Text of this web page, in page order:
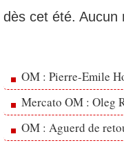
dès cet été. Aucun
OM : Pierre-Emile
Mercato OM : Oleg
OM : Aguerd de